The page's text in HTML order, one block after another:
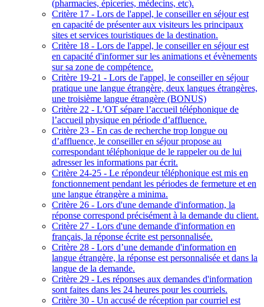
(pharmacies, épiceries, médecins, etc).
Critère 17 - Lors de l'appel, le conseiller en séjour est
en capacité de présenter aux visiteurs les principaux
sites et services touristiques de la destination.
Critère 18 - Lors de l'appel, le conseiller en séjour est
en capacité d'informer sur les animations et évènements
sur sa zone de compétence.
Critère 19-21 - Lors de l'appel, le conseiller en séjour
pratique une langue étrangère, deux langues étrangères,
une troisième langue étrangère (BONUS)
Critère 22 - L’OT sépare l’accueil téléphonique de
l’accueil physique en période d’affluence.
Critère 23 - En cas de recherche trop longue ou
d’affluence, le conseiller en séjour propose au
correspondant téléphonique de le rappeler ou de lui
adresser les informations par écrit.
Critère 24-25 - Le répondeur téléphonique est mis en
fonctionnement pendant les périodes de fermeture et en
une langue étrangère a minima.
Critère 26 - Lors d'une demande d'information, la
réponse correspond précisément à la demande du client.
Critère 27 - Lors d'une demande d'information en
français, la réponse écrite est personnalisée.
Critère 28 - Lors d’une demande d'information en
langue étrangère, la réponse est personnalisée et dans la
langue de la demande.
Critère 29 - Les réponses aux demandes d'information
sont faites dans les 24 heures pour les courriels.
Critère 30 - Un accusé de réception par courriel est